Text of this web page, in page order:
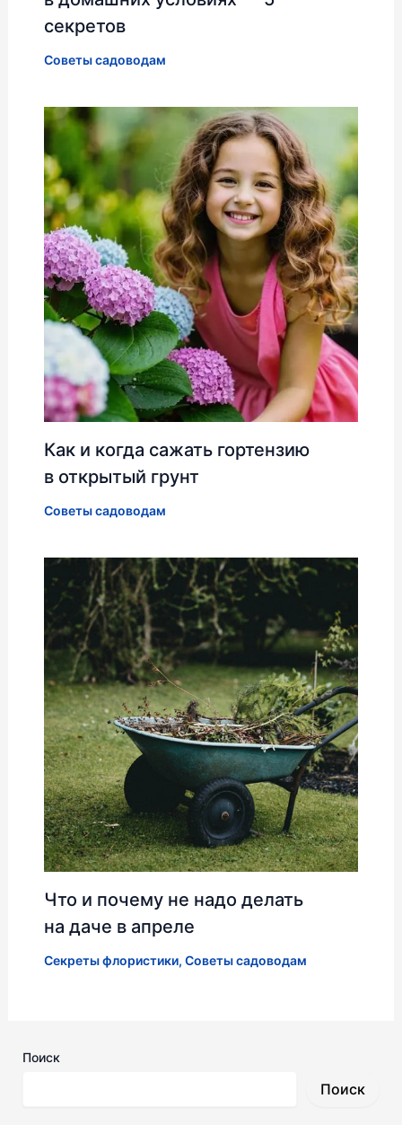
секретов
Советы садоводам
Как и когда сажать гортензию
в открытый грунт
Советы садоводам
Что и почему не надо делать
на даче в апреле
Секреты флористики, Советы садоводам
Поиск
Поиск